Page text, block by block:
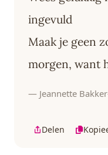
ingevuld
Maak je geen
morgen, want
— Jeannette
Delen